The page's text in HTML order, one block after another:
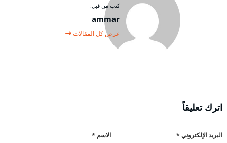
كتب من قبل:
ammar
عرض كل المقالات
اترك تعليقاً
الاسم * البريد الإلكتروني *